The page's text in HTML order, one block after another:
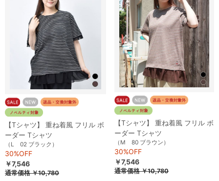
【Tシャツ】 重ね着風 フリル ボ
ーダー Tシャツ
（L 02 ブラック）
30%OFF
￥7,546
通常価格￥10,780
【Tシャツ】 重ね着風 フリル ボ
ーダー Tシャツ
（M 80 ブラウン）
30%OFF
￥7,546
通常価格￥10,780